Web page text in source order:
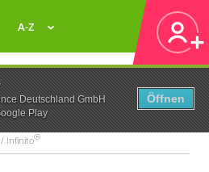
Deutschland GmbH
Play
Öffnen
A-Z
Infinito®